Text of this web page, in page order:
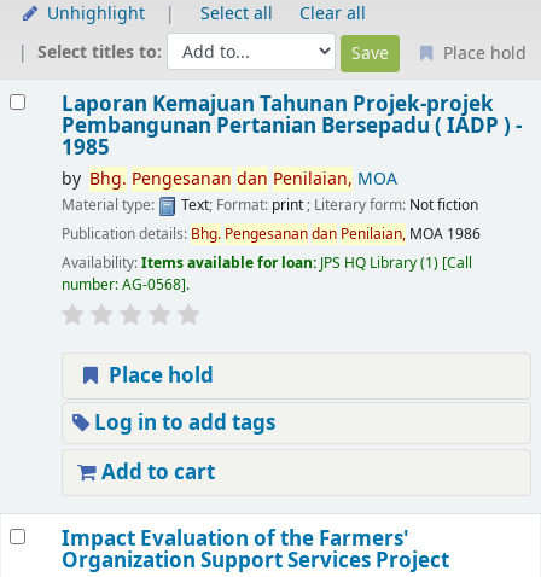
Unhighlight Select all
Clear all
Select titles to:
Place hold
Laporan Kemajuan Tahunan Projek-projek
Pembangunan Pertanian Bersepadu ( IADP ) -
1985
by Bhg. Pengesanan dan Penilaian, MOA
Material type: Text; Format: print; Literary form: Not fiction
Publication details: Bhg. Pengesanandan Penilaian, MOA 1986
Availability:Items available for loan: JPS HQ Library(1) Call
number:AG-0568 .
Place hold
Log in to add tags
Add to cart
Impact Evaluation of the Farmers'
Organization Support Services Project